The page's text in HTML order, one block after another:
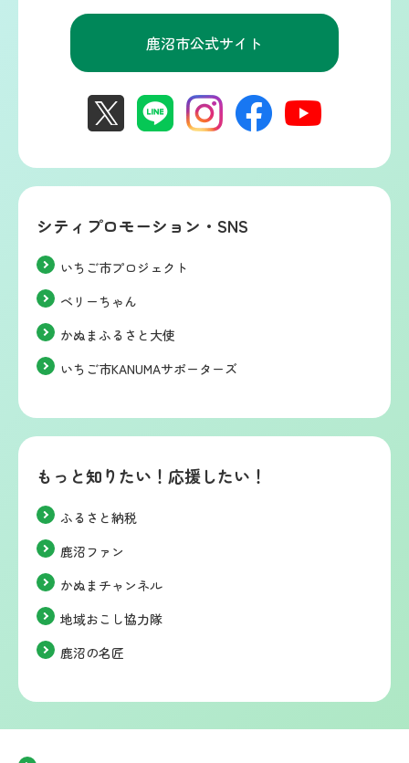
鹿沼市公式サイト
シティプロモーション・SNS
いちご市プロジェクト
ベリーちゃん
かぬまふるさと大使
いちご市KANUMAサポーターズ
もっと知りたい！応援したい！
ふるさと納税
鹿沼ファン
かぬまチャンネル
地域おこし協力隊
鹿沼の名匠